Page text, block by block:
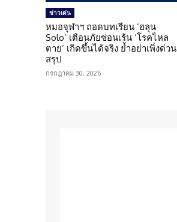
ข่าวเด่น
หมอจุฬาฯ ถอดบทเรียน ‘ฮลุน
Solo’ เตือนภัยซ่อนเร้น ‘โรคไหล
ตาย’ เกิดขึ้นได้จริง ย้ำอย่าเพิ่งด่วน
สรุป
กรกฎาคม 30, 2026